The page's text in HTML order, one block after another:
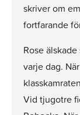
skriver om
fortfarande
Rose
varje dag.
Vid tjugotre